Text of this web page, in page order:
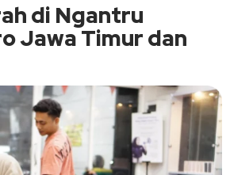
di Ngantru
Jawa Timur dan